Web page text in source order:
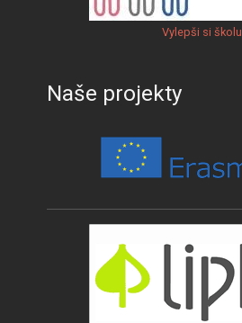
Vylepši si školu
Naše projekty